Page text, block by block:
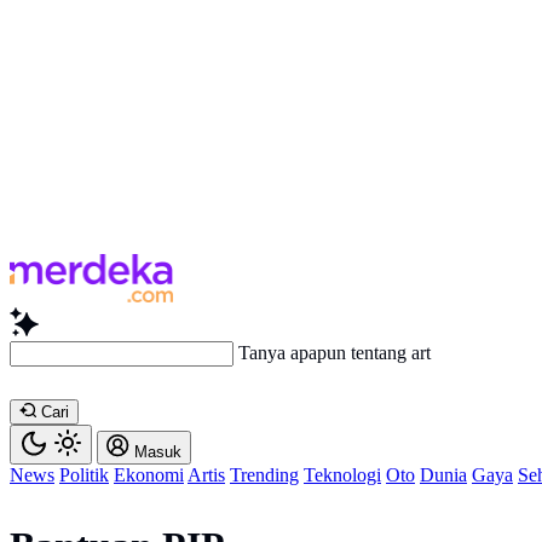
Tanya apapun tentang artikel in
Cari
Masuk
News Politik Ekonomi Artis Trending Teknologi Oto Dunia Gaya